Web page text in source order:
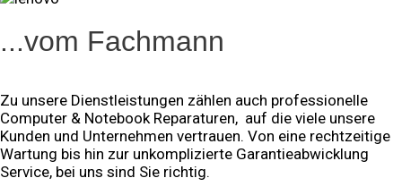
...vom Fachmann
Zu unsere Dienstleistungen zählen auch professionelle
Computer & Notebook Reparaturen, auf die viele unsere
Kunden und Unternehmen vertrauen. Von eine rechtzeitige
Wartung bis hin zur unkomplizierte Garantieabwicklung
Service, bei uns sind Sie richtig.